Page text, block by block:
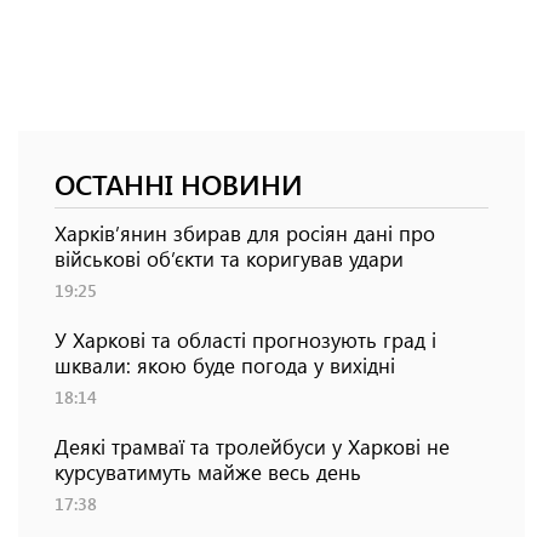
ОСТАННІ НОВИНИ
Харків’янин збирав для росіян дані про
військові об’єкти та коригував удари
19:25
У Харкові та області прогнозують град і
шквали: якою буде погода у вихідні
18:14
Деякі трамваї та тролейбуси у Харкові не
курсуватимуть майже весь день
17:38